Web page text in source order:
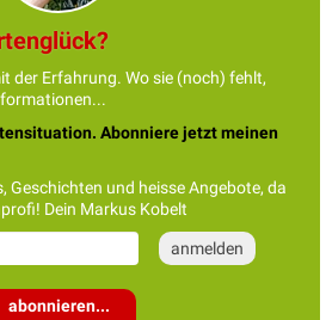
der Erfahrung. Wo sie (noch) fehlt,
Abonniere jetzt meinen
Geschichten und heisse Angebote, da
Dein Markus Kobelt
abonnieren...